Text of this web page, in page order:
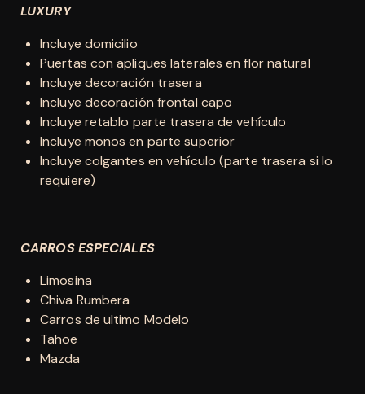
LUXURY
Incluye domicilio
Puertas con apliques laterales en flor natural
Incluye decoración trasera
Incluye decoración frontal capo
Incluye retablo parte trasera de vehículo
Incluye monos en parte superior
Incluye colgantes en vehículo (parte trasera si lo
requiere)
CARROS ESPECIALES
Limosina
Chiva Rumbera
Carros de ultimo Modelo
Tahoe
Mazda